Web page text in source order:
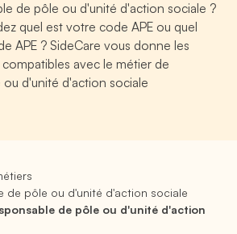
de pôle ou d'unité d'action sociale ?
quel est votre code APE ou quel
APE ? SideCare vous donne les
avec le métier de
d'unité d'action sociale
de pôle ou d'unité d'action sociale
de pôle ou d'unité d'action